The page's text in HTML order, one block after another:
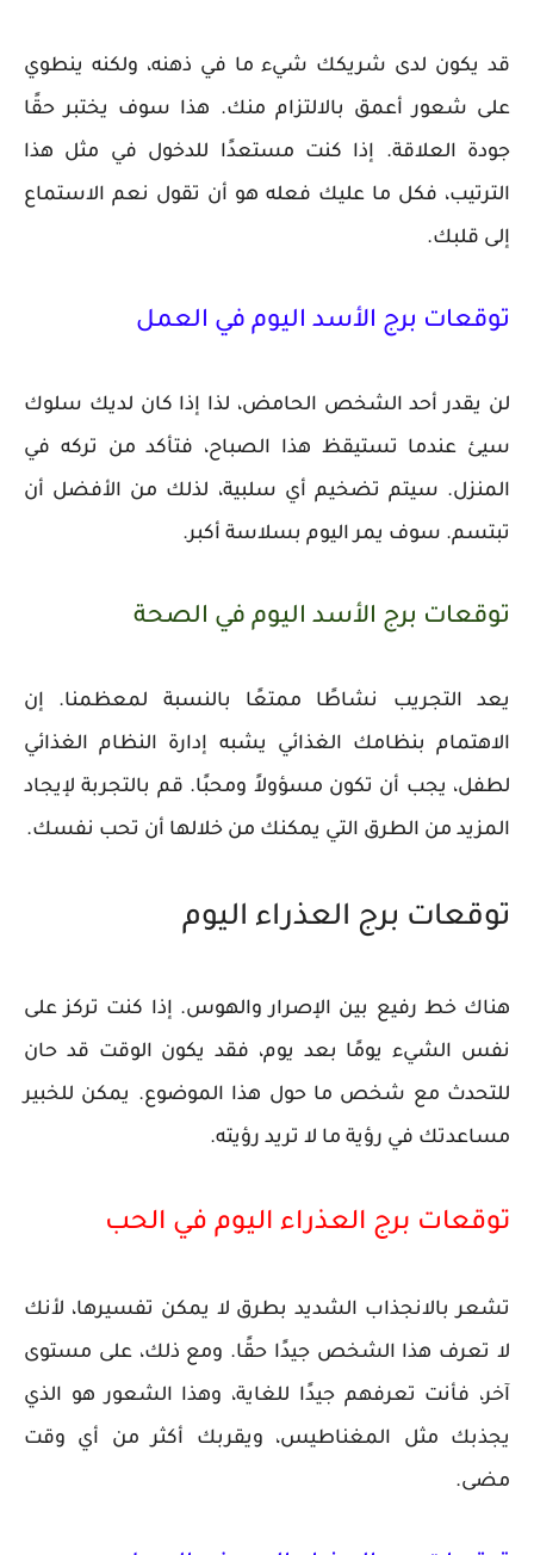
قد يكون لدى شريكك شيء ما في ذهنه، ولكنه ينطوي
على شعور أعمق بالالتزام منك. هذا سوف يختبر حقًا
جودة العلاقة. إذا كنت مستعدًا للدخول في مثل هذا
الترتيب، فكل ما عليك فعله هو أن تقول نعم الاستماع
إلى قلبك.
توقعات برج الأسد اليوم في العمل
لن يقدر أحد الشخص الحامض، لذا إذا كان لديك سلوك
سيئ عندما تستيقظ هذا الصباح، فتأكد من تركه في
المنزل. سيتم تضخيم أي سلبية، لذلك من الأفضل أن
تبتسم. سوف يمر اليوم بسلاسة أكبر.
توقعات برج الأسد اليوم في الصحة
يعد التجريب نشاطًا ممتعًا بالنسبة لمعظمنا. إن
الاهتمام بنظامك الغذائي يشبه إدارة النظام الغذائي
لطفل، يجب أن تكون مسؤولاً ومحبًا. قم بالتجربة لإيجاد
المزيد من الطرق التي يمكنك من خلالها أن تحب نفسك.
توقعات برج العذراء اليوم
هناك خط رفيع بين الإصرار والهوس. إذا كنت تركز على
نفس الشيء يومًا بعد يوم، فقد يكون الوقت قد حان
للتحدث مع شخص ما حول هذا الموضوع. يمكن للخبير
مساعدتك في رؤية ما لا تريد رؤيته.
توقعات برج العذراء اليوم في الحب
تشعر بالانجذاب الشديد بطرق لا يمكن تفسيرها، لأنك
لا تعرف هذا الشخص جيدًا حقًا. ومع ذلك، على مستوى
آخر، فأنت تعرفهم جيدًا للغاية، وهذا الشعور هو الذي
يجذبك مثل المغناطيس، ويقربك أكثر من أي وقت
مضى.